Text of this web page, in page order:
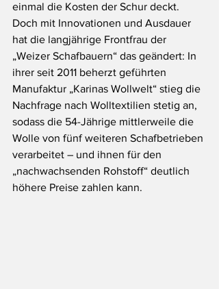
einmal die Kosten der Schur deckt.
Doch mit Innovationen und Ausdauer
hat die langjährige Frontfrau der
„Weizer Schafbauern“ das geändert: In
ihrer seit 2011 beherzt geführten
Manufaktur „Karinas Wollwelt“ stieg die
Nachfrage nach Wolltextilien stetig an,
sodass die 54-Jährige mittlerweile die
Wolle von fünf weiteren Schafbetrieben
verarbeitet – und ihnen für den
„nachwachsenden Rohstoff“ deutlich
höhere Preise zahlen kann.